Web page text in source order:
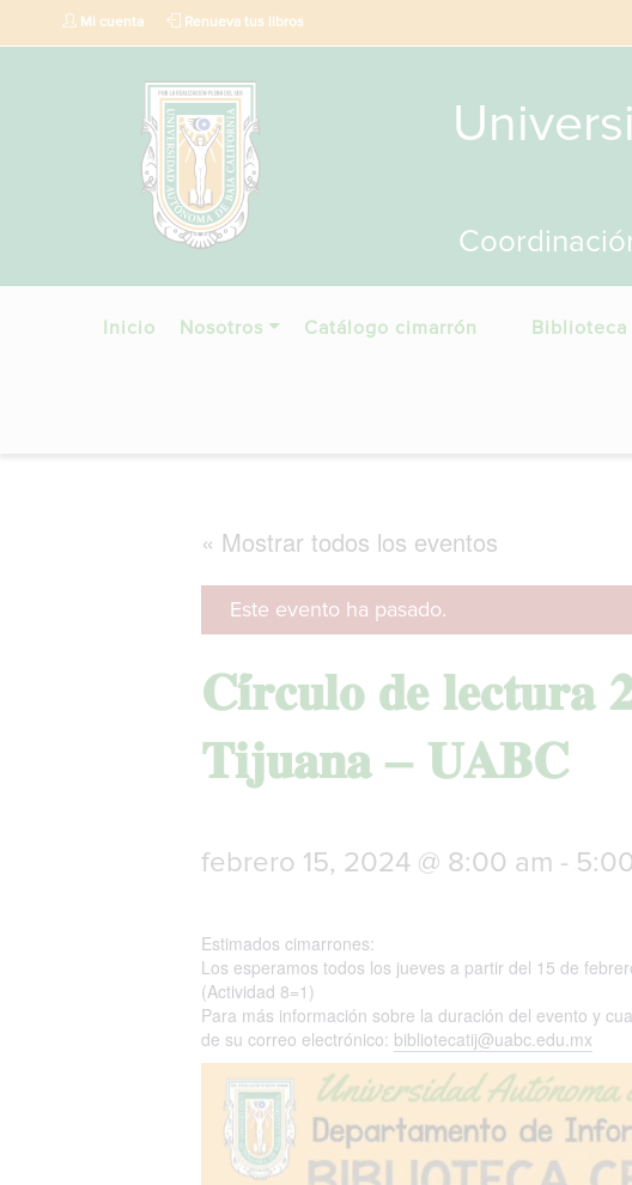
Mi cuenta Renueva tus libros
Inicio Nosotros Catálogo cimarrón
« Mostrar todos los eventos
Este evento ha pasado.
𝐂𝐢́𝐫𝐜𝐮𝐥𝐨 𝐝𝐞 𝐥𝐞𝐜𝐭𝐮𝐫𝐚
𝐓𝐢𝐣𝐮𝐚𝐧𝐚 – 𝐔𝐀𝐁𝐂
febrero 15, 2024 @ 8:00 am -
Estimados cimarrones:
Los esperamos todos los jueves a partir del 15 de
(Actividad 8=1)
Para más información sobre la duración del evento y
de su correo electrónico: bibliotecatij@uabc.edu.mx